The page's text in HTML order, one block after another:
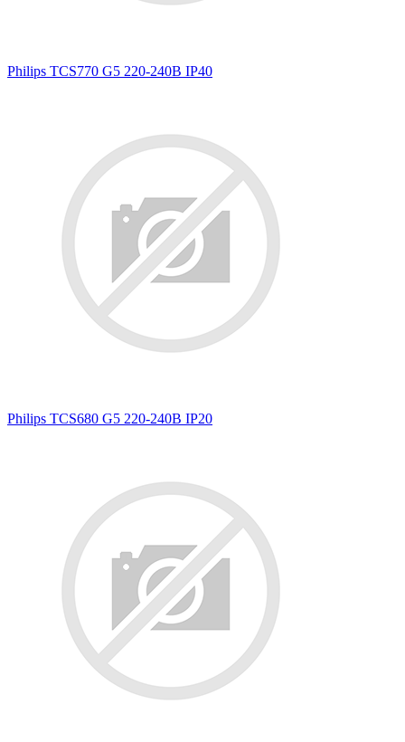
Philips TCS770 G5 220-240В IP40
Philips TCS680 G5 220-240В IP20